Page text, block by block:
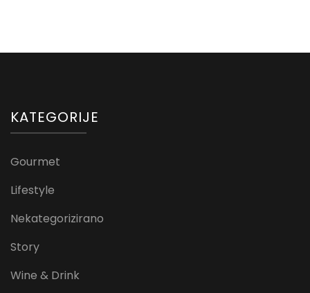
KATEGORIJE
Gourmet
Lifestyle
Nekategorizirano
Story
Wine & Drink